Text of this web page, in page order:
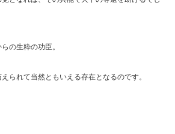
の生粋の功臣。
られて当然ともいえる存在となるのです。